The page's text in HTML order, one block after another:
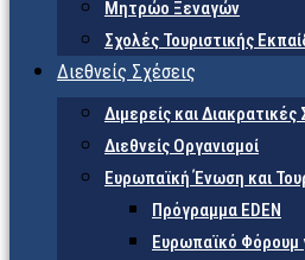
Μητρώο Ξεναγών
Σχολές Τουριστικής
Διεθνείς Σχέσεις
Διμερείς και Διακρατικές
Διεθνείς Οργανισμοί
Ευρωπαϊκή Ένωση και
Πρόγραμμα EDEN
Ευρωπαϊκό Φόρουμ